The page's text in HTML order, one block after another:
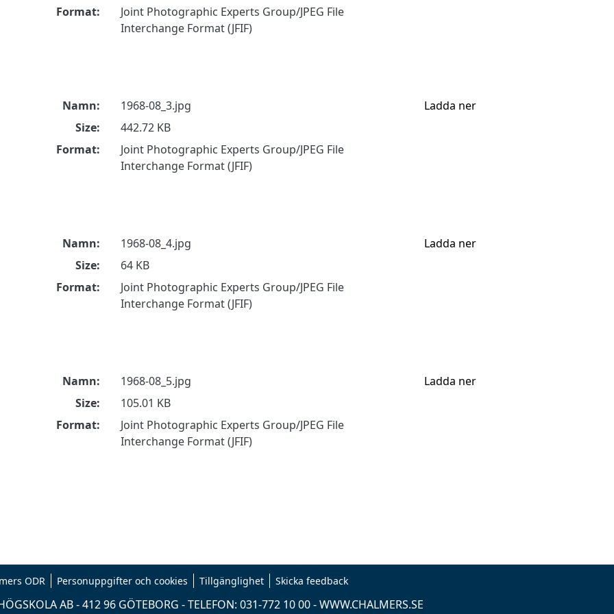
Format:
Joint Photographic Experts Group/JPEG File
Interchange Format (JFIF)
Namn:
1968-08_3.jpg
Size:
442.72 KB
Format:
Joint Photographic Experts Group/JPEG File
Interchange Format (JFIF)
Ladda ner
Namn:
1968-08_4.jpg
Size:
64 KB
Format:
Joint Photographic Experts Group/JPEG File
Interchange Format (JFIF)
Ladda ner
Namn:
1968-08_5.jpg
Size:
105.01 KB
Format:
Joint Photographic Experts Group/JPEG File
Interchange Format (JFIF)
Ladda ner
ODR Personuppgifter och cookies Tillgänglighet Skicka feedback
AB - 412 96 GÖTEBORG - TELEFON: 031-772 10 00 -WWW.CHALMERS.SE